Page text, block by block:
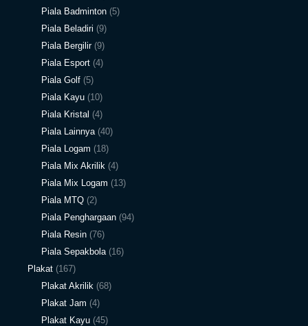
Piala Badminton (5)
Piala Beladiri (9)
Piala Bergilir (9)
Piala Esport (4)
Piala Golf (5)
Piala Kayu (10)
Piala Kristal (4)
Piala Lainnya (40)
Piala Logam (18)
Piala Mix Akrilik (4)
Piala Mix Logam (13)
Piala MTQ (2)
Piala Penghargaan (94)
Piala Resin (76)
Piala Sepakbola (16)
Plakat (167)
Plakat Akrilik (68)
Plakat Jam (4)
Plakat Kayu (45)